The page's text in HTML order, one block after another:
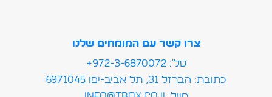
צרו קשר עם המומחים שלנו
טל': 972-3-6870072+
כתובת: הברזל 31, תל אביב-יפו 6971045